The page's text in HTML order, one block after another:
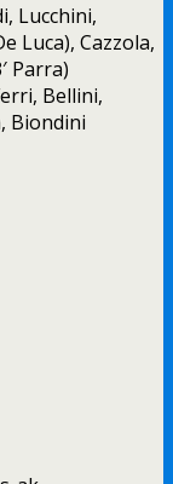
Lucchini,
Luca), Cazzola,
Parra)
Bellini,
Biondini